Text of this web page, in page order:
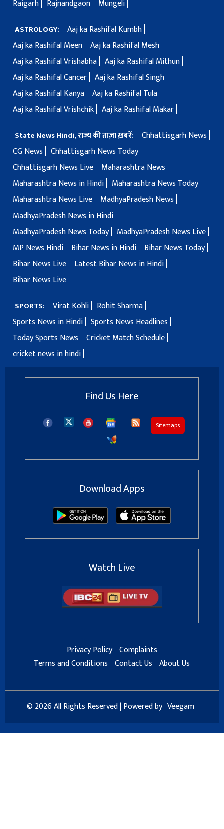
Raigarh
Rajnandgaon Mungeli
ASTROLOGY:
Aaj ka Rashifal Kumbh
Aaj ka Rashifal Meen Aaj ka Rashifal Mesh
Aaj ka Rashifal Vrishabha Aaj ka Rashifal Mithun
Aaj ka Rashifal Cancer Aaj ka Rashifal Singh
Aaj ka Rashifal Kanya Aaj ka Rashifal Tula
Aaj ka Rashifal Vrishchik Aaj ka Rashifal Makar
State News Hindi, राज्य की ताज़ा ख़बरें:
Chhattisgarh News
CG News
Chhattisgarh News Today
Chhattisgarh News Live
Maharashtra News
Maharashtra News in Hindi
Maharashtra News Today
Maharashtra News Live
MadhyaPradesh News
MadhyaPradesh News in Hindi
MadhyaPradesh News Today
MadhyaPradesh News Live
MP News Hindi
Bihar News in Hindi
Bihar News Today
Bihar News Live
Latest Bihar News in Hindi
Bihar News Live
SPORTS: Virat Kohli
Rohit Sharma
Sports News in Hindi Sports News Headlines
Today Sports News
Cricket Match Schedule
cricket news in hindi
Find Us Here
Sitemaps
Download Apps
Watch Live
Privacy Policy Complaints
Terms and Conditions Contact Us About Us
© 2026 All Rights Reserved | Powered by Veegam